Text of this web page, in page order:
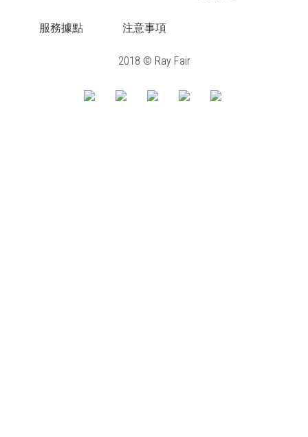
服務據點 注意事項
2018 © Ray Fair